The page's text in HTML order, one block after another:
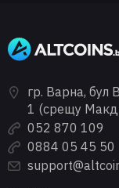
гр. Варна, бул
1 (срещу
052 870 109
0884 05 45 50